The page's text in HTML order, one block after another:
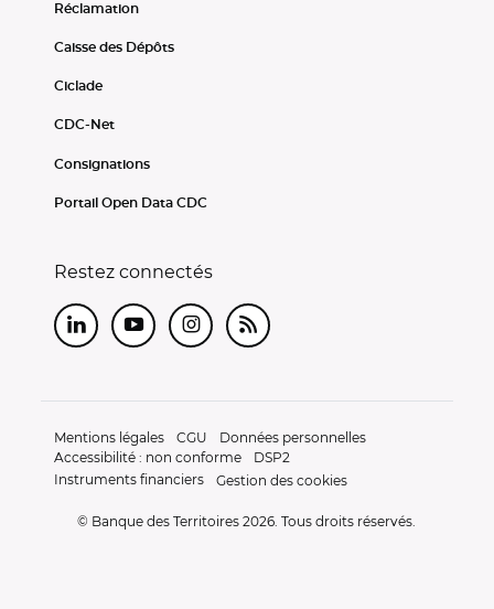
Réclamation
Caisse des Dépôts
Ciclade
CDC-Net
Consignations
Portail Open Data CDC
Restez connectés
LinkedInYoutubeInstagram
RSS
Mentions légales CGU
Données personnelles
Accessibilité : non conforme
DSP2
Instruments financiers
Gestion des cookies
© Banque des Territoires 2026. Tous droits réservés.